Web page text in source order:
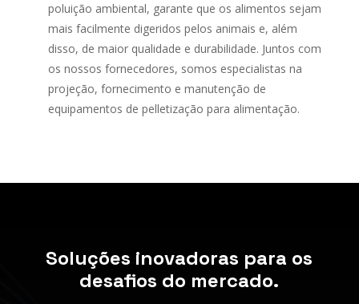
poluição ambiental, garante que os alimentos sejam
mais facilmente digeridos pelos animais e, além
disso, de maior qualidade e durabilidade. Juntos com
os nossos fornecedores, somos especialistas na
projeção, fornecimento e manutenção de
equipamentos de pelletização para alimentação.
Soluções inovadoras para os
desafios do mercado.